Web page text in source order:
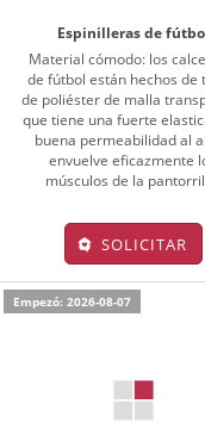
Espinilleras de
Material cómodo: los
de fútbol están hechos de
de poliéster de malla
que tiene una fuerte
buena permeabilidad al
envuelve eficazmente
músculos de la
SOLICITAR
Empezó: 2026-08-07